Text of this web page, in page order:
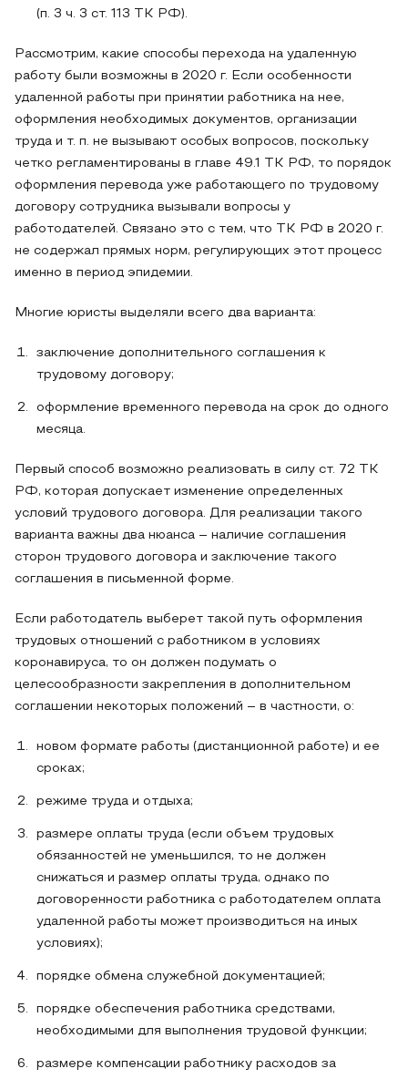
(п. 3 ч. 3 ст. 113 ТК РФ).
Рассмотрим, какие способы перехода на удаленную
работу были возможны в 2020 г. Если особенности
удаленной работы при принятии работника на нее,
оформления необходимых документов, организации
труда и т. п. не вызывают особых вопросов, поскольку
четко регламентированы в главе 49.1 ТК РФ, то порядок
оформления перевода уже работающего по трудовому
договору сотрудника вызывали вопросы у
работодателей. Связано это с тем, что ТК РФ в 2020 г.
не содержал прямых норм, регулирующих этот процесс
именно в период эпидемии.
Многие юристы выделяли всего два варианта:
заключение дополнительного соглашения к
трудовому договору;
оформление временного перевода на срок до одного
месяца.
Первый способ возможно реализовать в силу ст. 72 ТК
РФ, которая допускает изменение определенных
условий трудового договора. Для реализации такого
варианта важны два нюанса – наличие соглашения
сторон трудового договора и заключение такого
соглашения в письменной форме.
Если работодатель выберет такой путь оформления
трудовых отношений с работником в условиях
коронавируса, то он должен подумать о
целесообразности закрепления в дополнительном
соглашении некоторых положений – в частности, о:
новом формате работы (дистанционной работе) и ее
сроках;
режиме труда и отдыха;
размере оплаты труда (если объем трудовых
обязанностей не уменьшился, то не должен
снижаться и размер оплаты труда, однако по
договоренности работника с работодателем оплата
удаленной работы может производиться на иных
условиях);
порядке обмена служебной документацией;
порядке обеспечения работника средствами,
необходимыми для выполнения трудовой функции;
размере компенсации работнику расходов за